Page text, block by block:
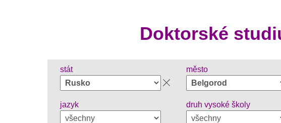
Doktorské
stát město
jazyk druh vysoké školy